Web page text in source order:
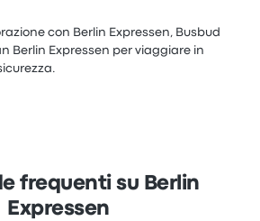
con Berlin Expressen, Busbud
Berlin Expressen per viaggiare in
frequenti su Berlin
Expressen